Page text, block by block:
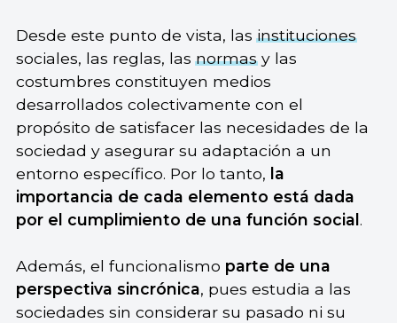
Desde este punto de vista, lasinstituciones
sociales, las reglas, lasnormasy las
costumbres constituyen medios
desarrollados colectivamente con el
propósito de satisfacer las necesidades de la
sociedad y asegurar su adaptación a un
entorno específico. Por lo tanto, la
importancia de cada elemento está dada
por el cumplimiento de una función social.
Además, el funcionalismo parte de una
perspectiva sincrónica, pues estudia a las
sociedades sin considerar su pasado ni su